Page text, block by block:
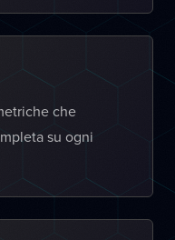
che
su ogni